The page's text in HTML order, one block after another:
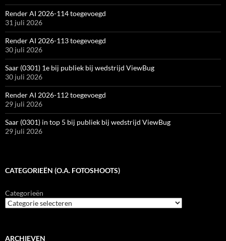
Render AI 2026-114 toegevoegd
31 juli 2026
Render AI 2026-113 toegevoegd
30 juli 2026
Saar (0301) 1e bij publiek bij wedstrijd ViewBug
30 juli 2026
Render AI 2026-112 toegevoegd
29 juli 2026
Saar (0301) in top 5 bij publiek bij wedstrijd ViewBug
29 juli 2026
CATEGORIEËN (O.A. FOTOSHOOTS)
Categorieën
ARCHIEVEN